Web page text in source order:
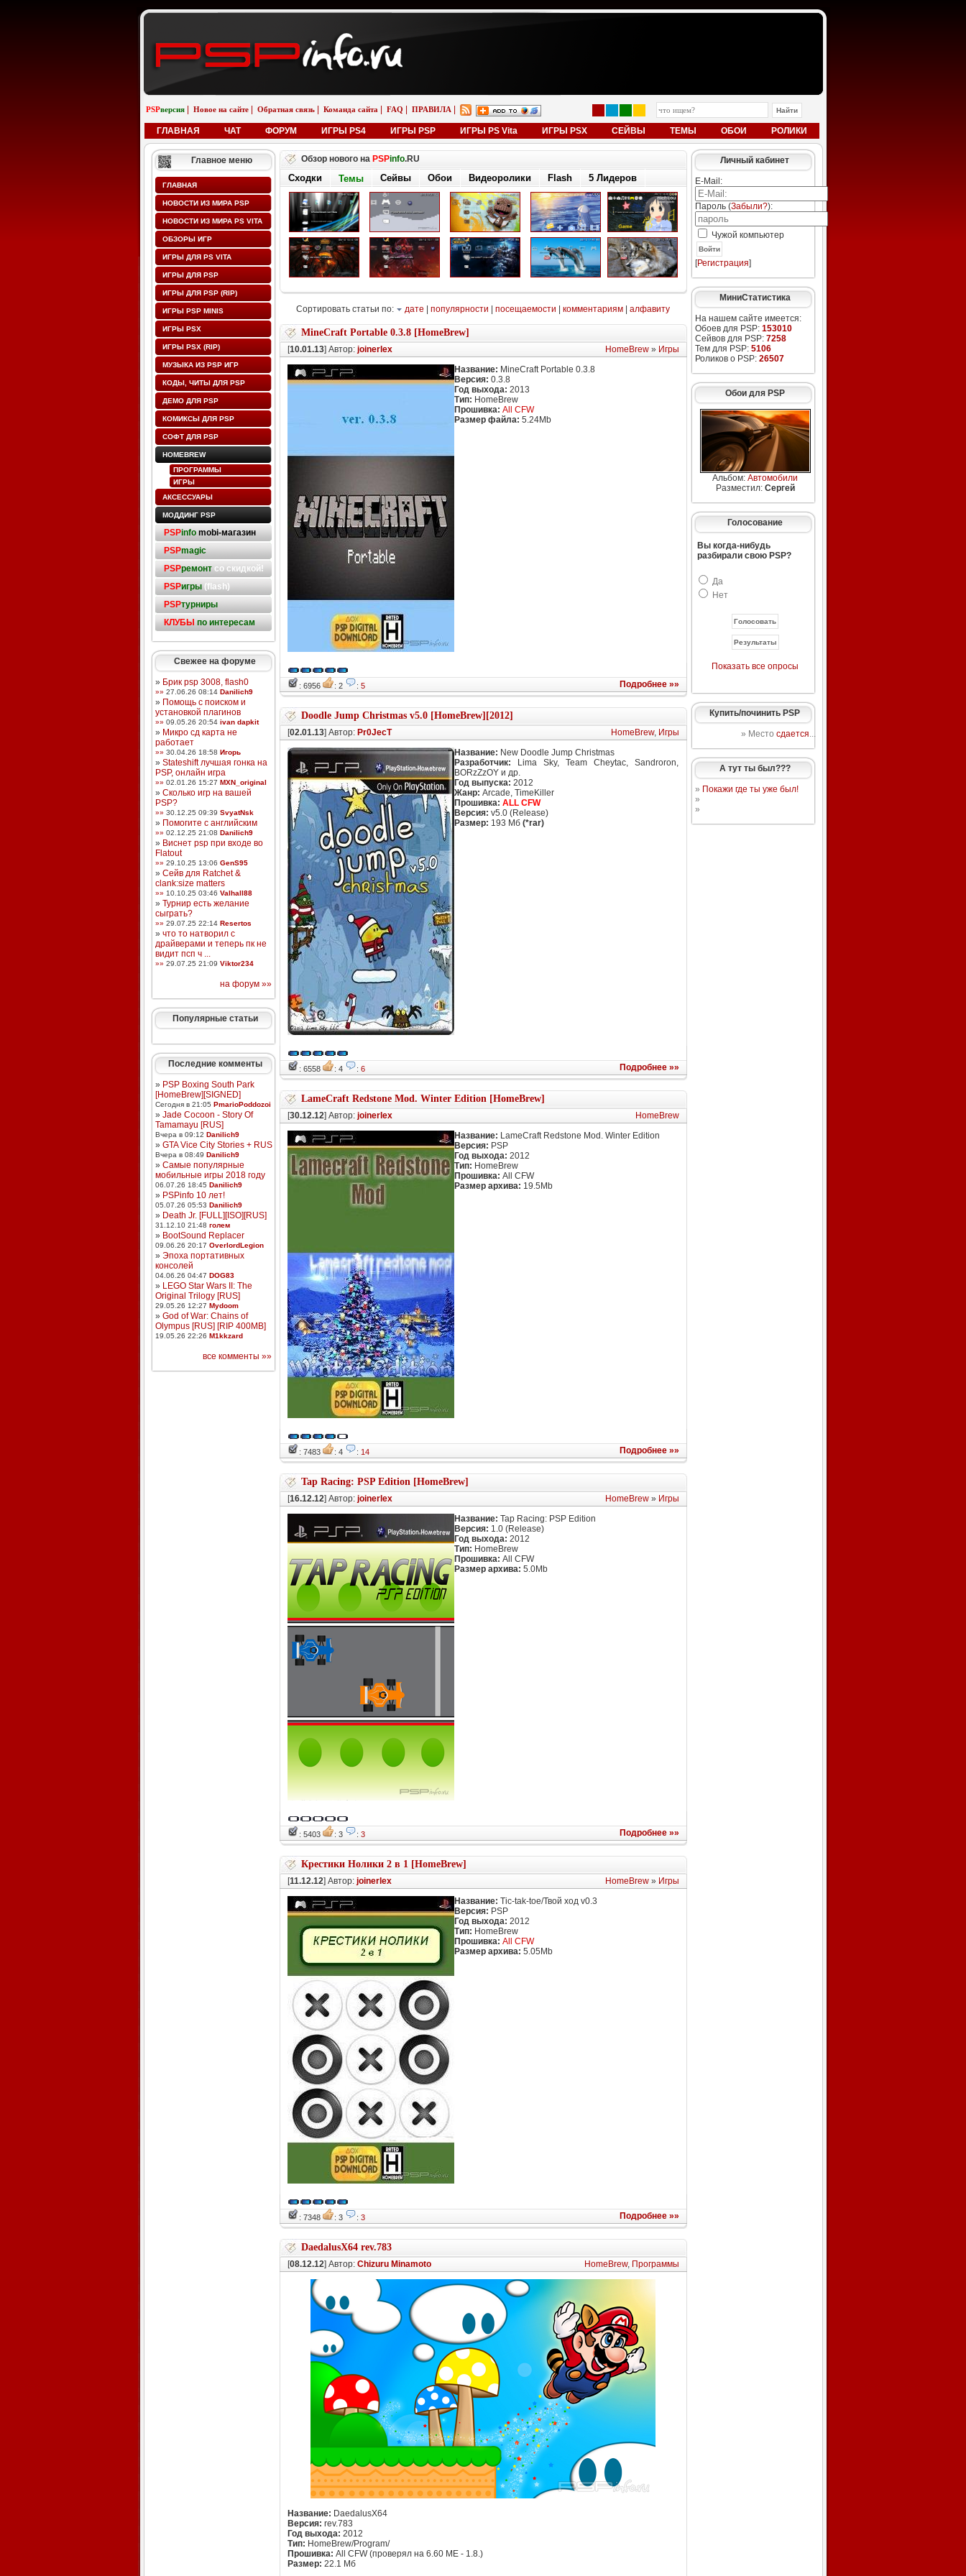
PSPверсия Новое на сайте Обратная связь Команда сайта FAQ ПРАВИЛА
ГЛАВНАЯ ЧАТ ФОРУМ ИГРЫ PS4 ИГРЫ PSP ИГРЫ PS Vita ИГРЫ PSX СЕЙВЫ ТЕМЫ ОБОИ РОЛИКИ
Главное меню
ГЛАВНАЯ
НОВОСТИ ИЗ МИРА PSP
НОВОСТИ ИЗ МИРА PS VITA
ОБЗОРЫ ИГР
ИГРЫ ДЛЯ PS VITA
ИГРЫ ДЛЯ PSP
ИГРЫ ДЛЯ PSP (RIP)
ИГРЫ PSP MINIS
ИГРЫ PSX
ИГРЫ PSX (RIP)
МУЗЫКА ИЗ PSP ИГР
КОДЫ, ЧИТЫ ДЛЯ PSP
ДЕМО ДЛЯ PSP
КОМИКСЫ ДЛЯ PSP
СОФТ ДЛЯ PSP
HOMEBREW
ПРОГРАММЫ
ИГРЫ
АКСЕССУАРЫ
МОДДИНГ PSP
PSPinfo mobi-магазин
PSPmagic
PSPремонтсо скидкой!
PSPигры(flash)
PSPтурниры
КЛУБЫ по интересам
Свежее на форуме
» Брик psp 3008, flash0
»» 27.06.26 08:14 Danilich9
» Помощь с поиском и
установкой плагинов
»» 09.05.26 20:54 ivan dapkit
» Микро сд карта не
работает
»» 30.04.26 18:58 Игорь
» Stateshift лучшая гонка на
PSP, онлайн игра
»» 02.01.26 15:27 MXN_original
» Сколько игр на вашей
PSP?
»» 30.12.25 09:39 SvyatNsk
» Помогите с английским
»» 02.12.25 21:08 Danilich9
» Виснет psp при входе во
Flatout
»» 29.10.25 13:06 GenS95
» Сейв для Ratchet &
clank:size matters
»» 10.10.25 03:46 Valhall88
» Турнир есть желание
сыграть?
»» 29.07.25 22:14 Resertos
» что то натворил с
драйверами и теперь пк не
видит псп ч ...
»» 29.07.25 21:09 Viktor234
на форум »»
Популярные статьи
Последние комменты
» PSP Boxing South Park
[HomeBrew][SIGNED]
Сегодня в 21:05 PmarioPoddozoi
» Jade Cocoon - Story Of
Tamamayu [RUS]
Вчера в 09:12 Danilich9
» GTA Vice City Stories + RUS
Вчера в 08:49 Danilich9
» Самые популярные
мобильные игры 2018 году
06.07.26 18:45 Danilich9
» PSPinfo 10 лет!
05.07.26 05:53 Danilich9
» Death Jr. [FULL][ISO][RUS]
31.12.10 21:48 голем
» BootSound Replacer
09.06.26 20:17 OverlordLegion
» Эпоха портативных
консолей
04.06.26 04:47 DOG83
» LEGO Star Wars II: The
Original Trilogy [RUS]
29.05.26 12:27 Mydoom
» God of War: Chains of
Olympus [RUS] [RIP 400MB]
19.05.26 22:26 M1kkzard
все комменты »»
Обзор нового на PSPinfo.RU
Сходки Темы Сейвы Обои Видеоролики Flash 5 Лидеров
Сортировать статьи по: дате популярности посещаемости комментариям алфавиту
MineCraft Portable 0.3.8 [HomeBrew]
[10.01.13] Автор: joinerlex HomeBrew» Игры
Название: MineCraft Portable 0.3.8
Версия: 0.3.8
Год выхода: 2013
Тип: HomeBrew
Прошивка: All CFW
Размер файла: 5.24Mb
: 6956 : 2 : 5 Подробнее »»
Doodle Jump Christmas v5.0 [HomeBrew][2012]
[02.01.13] Автор: Pr0JecT HomeBrew, Игры
Название: New Doodle Jump Christmas
Разработчик: Lima Sky, Team Cheytac, Sandroron,
BORzZzOY и др.
Год выпуска: 2012
Жанр: Arcade, TimeKiller
Прошивка: ALL CFW
Версия: v5.0 (Release)
Размер: 193 Мб (*rar)
: 6558 : 4 : 6 Подробнее »»
LameCraft Redstone Mod. Winter Edition [HomeBrew]
[30.12.12] Автор: joinerlex
HomeBrew
Название: LameCraft Redstone Mod. Winter Edition
Версия: PSP
Год выхода: 2012
Тип: HomeBrew
Прошивка: All CFW
Размер архива: 19.5Mb
: 7483 : 4 : 14 Подробнее »»
Tap Racing: PSP Edition [HomeBrew]
[16.12.12] Автор: joinerlex HomeBrew» Игры
Название: Tap Racing: PSP Edition
Версия: 1.0 (Release)
Год выхода: 2012
Тип: HomeBrew
Прошивка: All CFW
Размер архива: 5.0Mb
: 5403 : 3 : 3 Подробнее »»
Крестики Нолики 2 в 1 [HomeBrew]
[11.12.12] Автор: joinerlex HomeBrew» Игры
Название: Tic-tak-toe/Твой ход v0.3
Версия: PSP
Год выхода: 2012
Тип: HomeBrew
Прошивка: All CFW
Размер архива: 5.05Mb
: 7348 : 3 : 3 Подробнее »»
DaedalusX64 rev.783
[08.12.12] Автор: Chizuru Minamoto HomeBrew, Программы
Название: DaedalusX64
Версия: rev.783
Год выхода: 2012
Тип: HomeBrew/Program/
Прошивка: All CFW (проверял на 6.60 ME - 1.8.)
Размер: 22.1 Мб
Личный кабинет
E-Mail:
Пароль (Забыли?):
Чужой компьютер
Войти
[Регистрация]
МиниСтатистика
На нашем сайте имеется:
Обоев для PSP: 153010
Сейвов для PSP: 7258
Тем для PSP: 5106
Роликов о PSP: 26507
Обои для PSP
Альбом: Автомобили
Разместил: Сергей
Голосование
Вы когда-нибудь
разбирали свою PSP?
Да
Нет
Показать все опросы
Купить/починить PSP
» Место сдается...
А тут ты был???
» Покажи где ты уже был!
»
»